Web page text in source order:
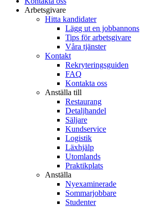
Arbetsgivare
Hitta kandidater
Lägg ut en jobbannons
Tips för arbetsgivare
Våra tjänster
Kontakt
Rekryteringsguiden
FAQ
Kontakta oss
Anställa till
Restaurang
Detaljhandel
Säljare
Kundservice
Logistik
Läxhjälp
Utomlands
Praktikplats
Anställa
Nyexaminerade
Sommarjobbare
Studenter